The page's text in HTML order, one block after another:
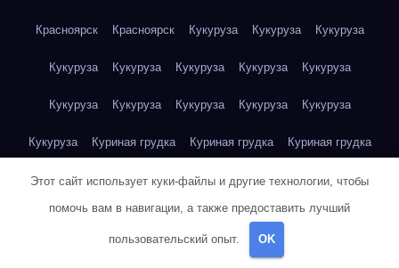
Красноярск Красноярск Кукуруза Кукуруза Кукуруза
Кукуруза Кукуруза Кукуруза Кукуруза Кукуруза
Кукуруза Кукуруза Кукуруза Кукуруза Кукуруза
Кукуруза Куриная грудка Куриная грудка Куриная грудка
Куриная грудка Куриная грудка Куриная грудка
Куриная грудка Куриная грудка
Куриная грудка
Этот сайт использует куки-файлы и другие технологии, чтобы
помочь вам в навигации, а также предоставить лучший
пользовательский опыт. OK